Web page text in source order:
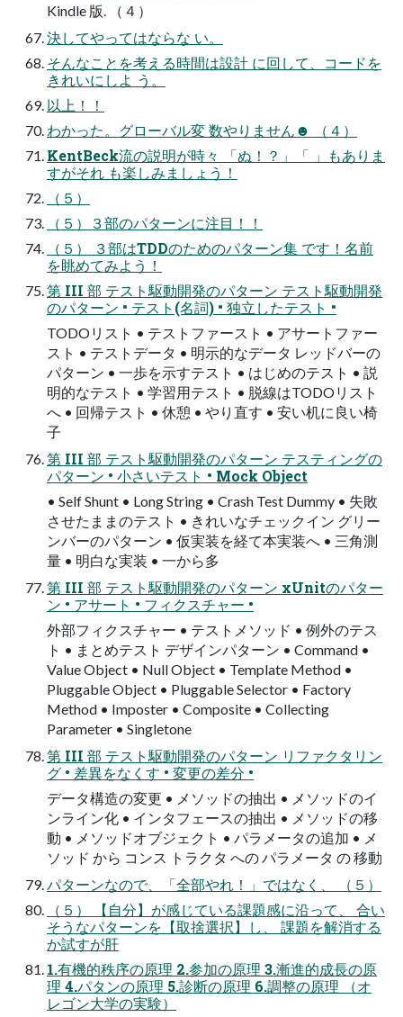
Kindle 版. （４）
決してやってはならな い。
そんなことを考える時間は設計 に回して、コードを
きれいにしよ う。
以上！！
わかった。グローバル変 数やりません☻ （４）
KentBeck流の説明が時々 「ぬ！？」「 」もありま
すがそれ も楽しみましょう！
（５）
（５）３部のパターンに注目！！
（５） ３部はTDDのためのパターン集 です！名前
を眺めてみよう！
第 III 部 テスト駆動開発のパターン テスト駆動開発
のパターン • テスト(名詞) • 独立したテスト •
TODOリスト • テストファースト • アサートファー
スト • テストデータ • 明示的なデータ レッドバーの
パターン • 一歩を示すテスト • はじめのテスト • 説
明的なテスト • 学習用テスト • 脱線はTODOリスト
へ • 回帰テスト • 休憩 • やり直す • 安い机に良い椅
子
第 III 部 テスト駆動開発のパターン テスティングの
パターン • 小さいテスト • Mock Object
• Self Shunt • Long String • Crash Test Dummy • 失敗
させたままのテスト • きれいなチェックイン グリー
ンバーのパターン • 仮実装を経て本実装へ • 三角測
量 • 明白な実装 • 一から多
第 III 部 テスト駆動開発のパターン xUnitのパター
ン • アサート • フィクスチャー •
外部フィクスチャー • テストメソッド • 例外のテス
ト • まとめテスト デザインパターン • Command •
Value Object • Null Object • Template Method •
Pluggable Object • Pluggable Selector • Factory
Method • Imposter • Composite • Collecting
Parameter • Singletone
第 III 部 テスト駆動開発のパターン リファクタリン
グ • 差異をなくす • 変更の差分 •
データ構造の変更 • メソッドの抽出 • メソッドのイ
ンライン化 • インタフェースの抽出 • メソッドの移
動 • メソッドオブジェクト • パラメータの追加 • メ
ソッド から コンス トラクタ への パラメータ の 移動
パターンなので、「全部やれ！」ではなく、 （５）
（５） 【自分】が感じている課題感に沿って、 合い
そうなパターンを【取捨選択】し、 課題を解消する
か試すが肝
1.有機的秩序の原理 2.参加の原理 3.漸進的成長の原
理 4.パタンの原理 5.診断の原理 6.調整の原理 （オ
レゴン大学の実験）